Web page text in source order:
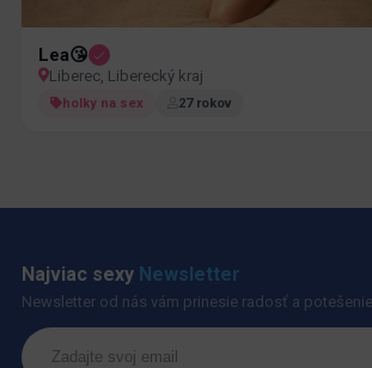
Lea😘
Liberec, Liberecký kraj
holky na sex 27 rokov
Najviac sexy Newsletter
Newsletter od nás vám prinesie radosť a potešenie.